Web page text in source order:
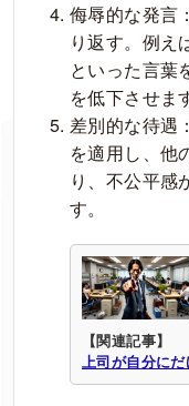
侮辱的な発言
り返す。例え
といった言葉
を低下させま
差別的な待遇
を適用し、他
り、不公平感
す。
【関連記事】
上司が自分に